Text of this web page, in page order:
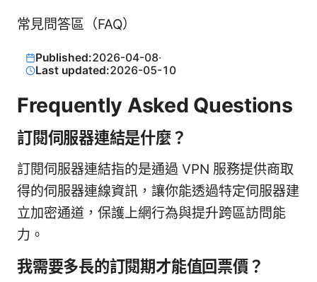
常見問答區（FAQ）
Published:2026-04-08·
Last updated:2026-05-10
Frequently Asked Questions
訂閱伺服器連結是什麼？
訂閱伺服器連結指的是通過 VPN 服務提供商取
得的伺服器連線資訊，讓你能透過特定伺服器建
立加密通道，保護上網行為與提升跨區訪問能
力。
我需要多長的訂閱期才能值回票價？